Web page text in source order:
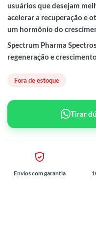
usuários que desejam
acelerar a recuperação e
um hormônio do
Spectrum Pharma
regeneração e
Fora de estoque
Tirar
Envios com garantia